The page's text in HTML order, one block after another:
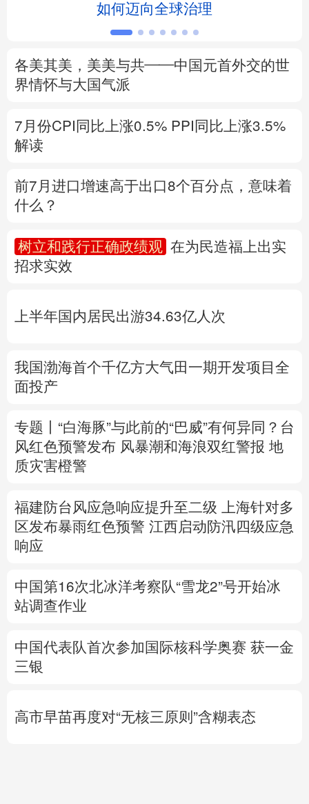
河南 湖北
四川 贵州
陕西 甘肃 青海 宁夏
新疆
多语种频道
English Español Français عربى
Deutsch Português
如何迈向全球治理
各美其美，美美与共——中国元首外交的世
界情怀与大国气派
7月份CPI同比上涨0.5% PPI同比上涨3.5%
解读
前7月进口增速高于出口8个百分点，意味着
什么？
树立和践行正确政绩观
在为民造福上出实
招求实效
上半年国内居民出游34.63亿人次
我国渤海首个千亿方大气田一期开发项目全
面投产
专题丨 “白海豚”与此前的“巴威”有何异同？ 台
风红色预警发布 风暴潮和海浪双红警报 地
质灾害橙警
福建防台风应急响应提升至二级
上海针对多
区发布暴雨红色预警 江西启动防汛四级应急
响应
中国第16次北冰洋考察队“雪龙2”号开始冰
站调查作业
中国代表队首次参加国际核科学奥赛 获一金
三银
高市早苗再度对“无核三原则”含糊表态